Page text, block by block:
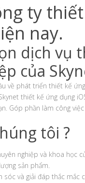
ty
nay.
dịch vụ
của
về phát triển thiết kế
thiết kế ứng dụng
Góp phần làm công
tôi ?
nghiệp và khoa học
sản phẩm.
sóc và giải đáp thắc